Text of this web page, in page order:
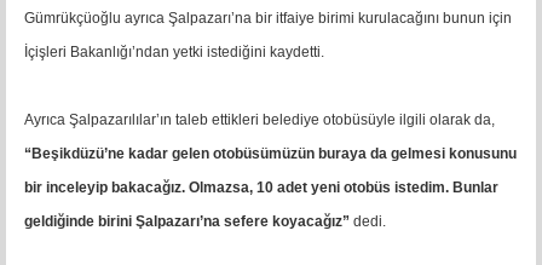
Gümrükçüoğlu ayrıca Şalpazarı’na bir itfaiye birimi kurulacağını bunun için
İçişleri Bakanlığı’ndan yetki istediğini kaydetti.
Ayrıca Şalpazarılılar’ın taleb ettikleri belediye otobüsüyle ilgili olarak da,
“Beşikdüzü’ne kadar gelen otobüsümüzün buraya da gelmesi konusunu
bir inceleyip bakacağız. Olmazsa, 10 adet yeni otobüs istedim. Bunlar
geldiğinde birini Şalpazarı’na sefere koyacağız” dedi.